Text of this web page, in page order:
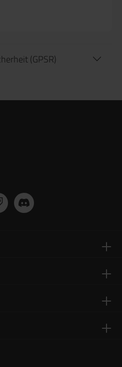
(GPSR)